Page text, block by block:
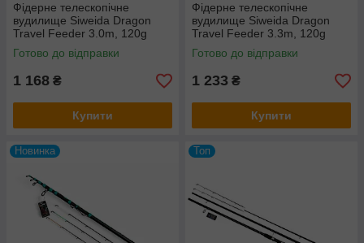
Фідерне телескопічне
вудилище Siweida Dragon
Travel Feeder 3.0m, 120g
Готово до відправки
1 168 ₴
Купити
Фідерне телескопічне
вудилище Siweida Dragon
Travel Feeder 3.3m, 120g
Готово до відправки
1 233 ₴
Купити
Новинка Топ